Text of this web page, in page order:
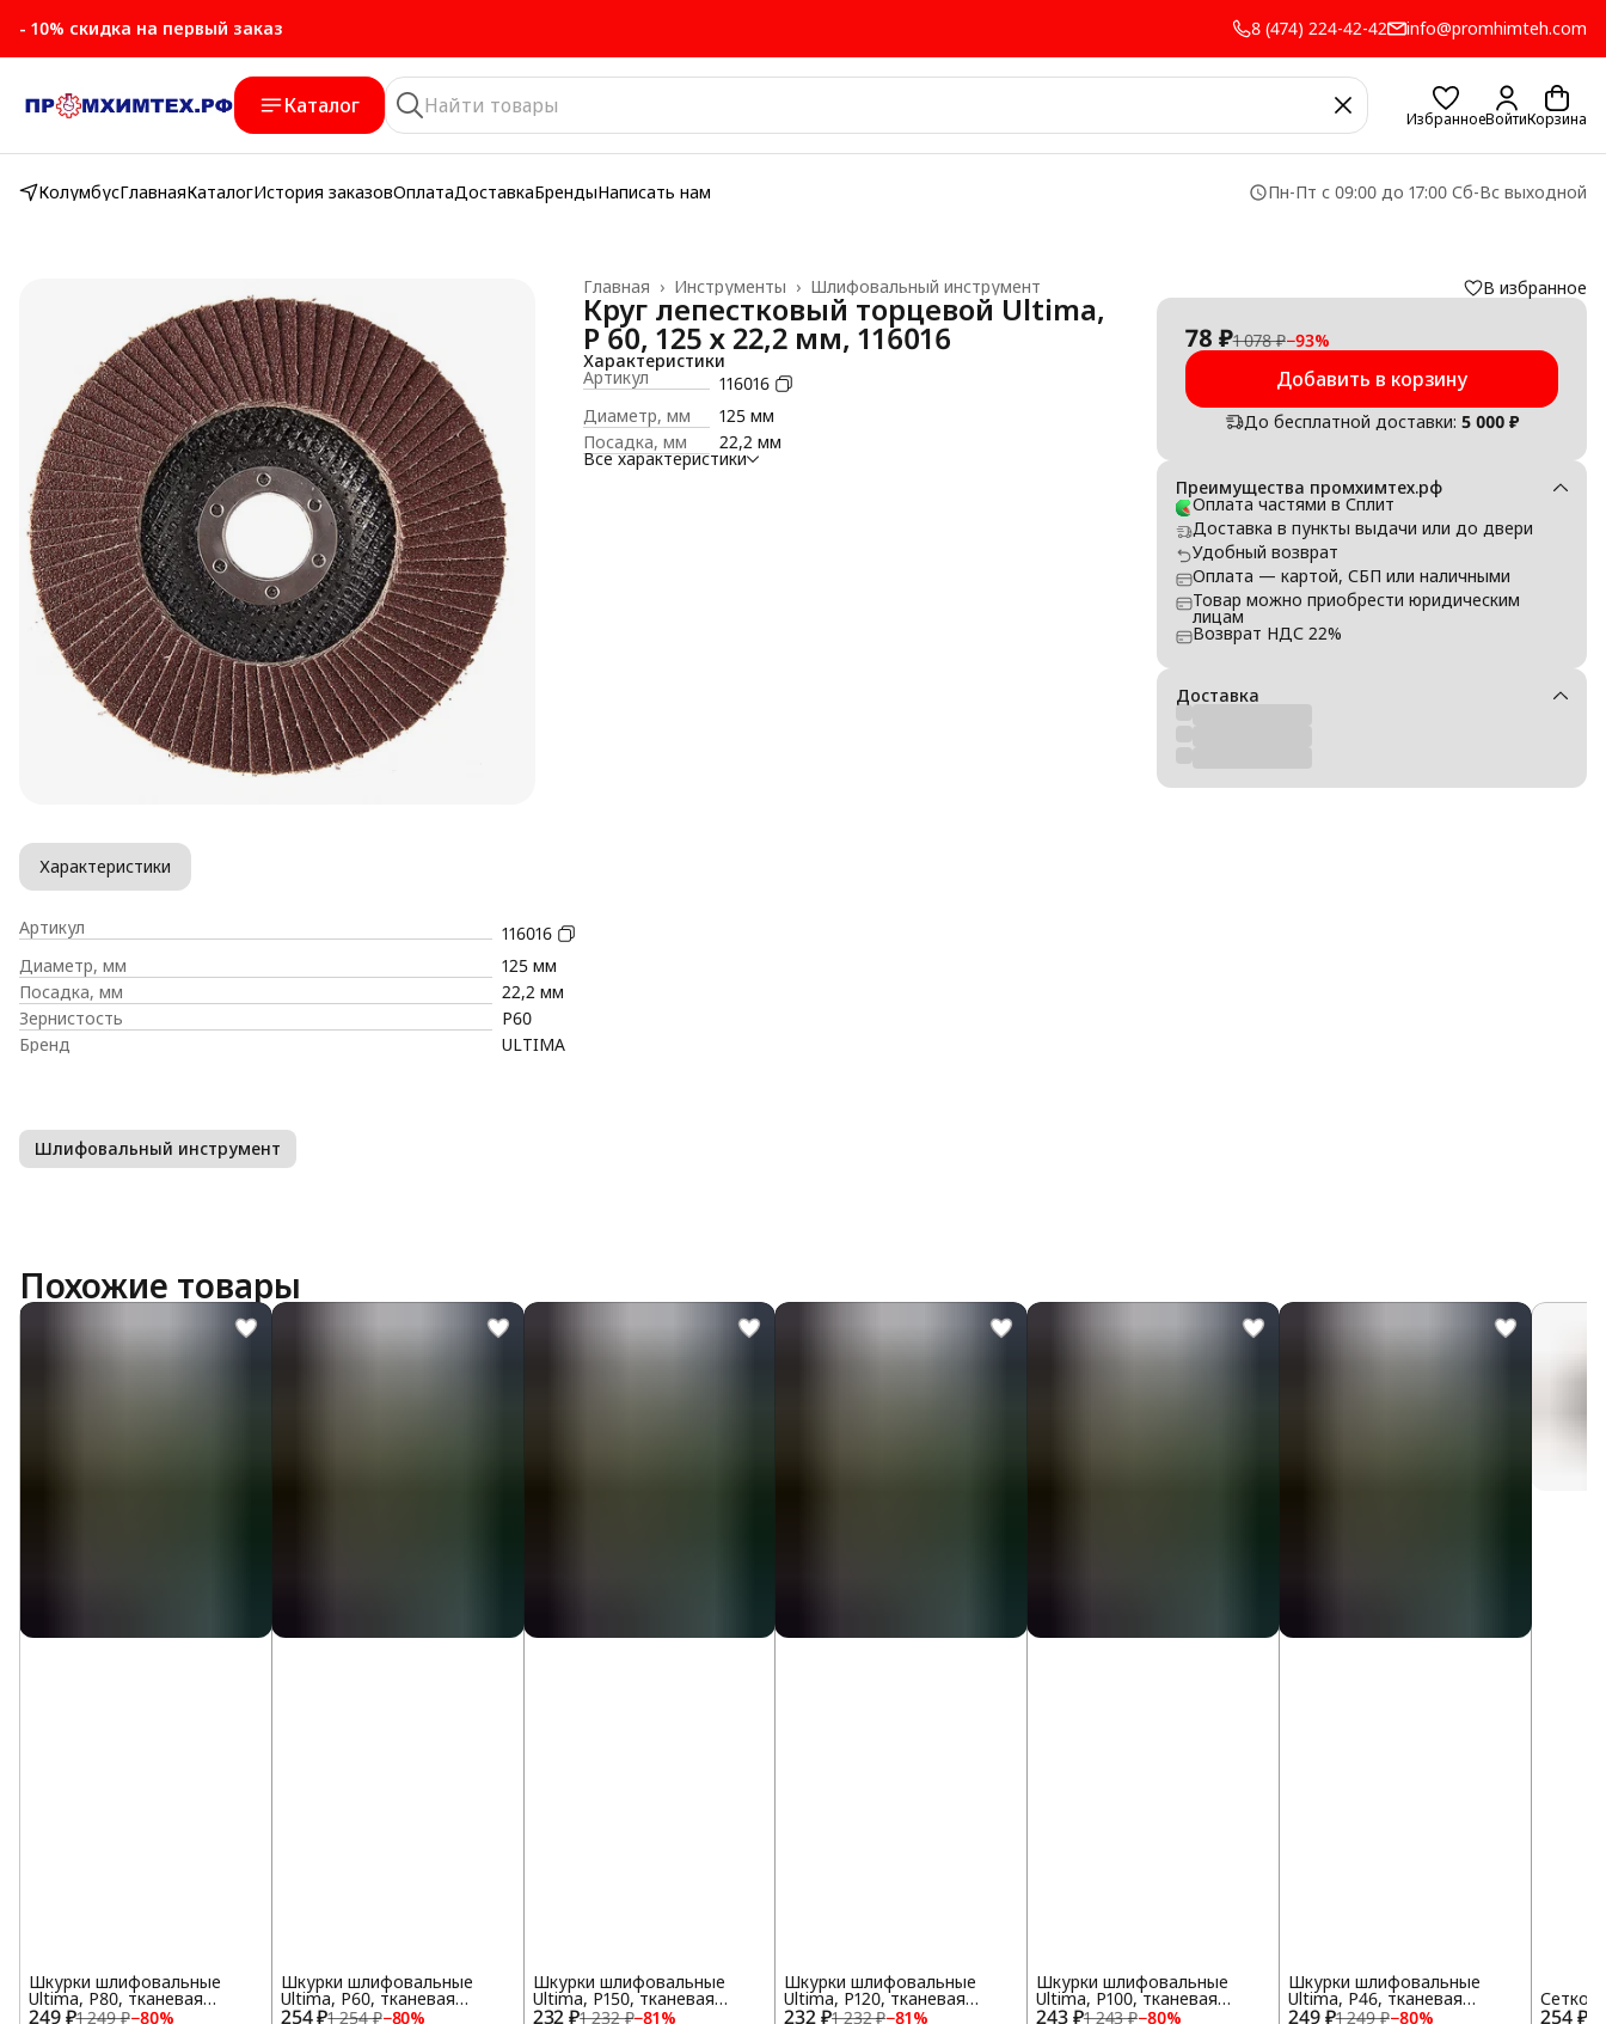
- 10% скидка на первый заказ
- 10% скидка на первый заказ
8 (474) 224-42-42 info@promhimteh.com
Каталог
ИзбранноеВойтиКорзина
КолумбусГлавнаяКаталогИстория заказовОплатаДоставкаБрендыНаписать нам Пн-Пт с 09:00 до 17:00 Сб-Вс выходной
Шлифовальный инструмент
Инструменты ›
Главная ›
Круг лепестковый торцевой Ultima,
P 60, 125 х 22,2 мм, 116016
Характеристики
Артикул
116016
Диаметр, мм
125 мм
Посадка, мм
22,2 мм
Все характеристики
В избранное
78 ₽1 078 ₽−93%
Добавить в корзину
До бесплатной доставки: 5 000 ₽
Преимущества промхимтех.рф
Оплата частями в Сплит
Доставка в пункты выдачи или до двери
Удобный возврат
Оплата — картой, СБП или наличными
Товар можно приобрести юридическим
лицам
Возврат НДС 22%
Доставка
Характеристики
Артикул
116016
Диаметр, мм
125 мм
Посадка, мм
22,2 мм
Зернистость
P60
Бренд
ULTIMA
Шлифовальный инструмент
Похожие товары
249 ₽1 249 ₽−80%
Шкурки шлифовальные
Ultima, Р80, тканевая
основа, 10шт/упак
254 ₽1 254 ₽−80%
Шкурки шлифовальные
Ultima, Р60, тканевая
основа, 10шт/упак
232 ₽1 232 ₽−81%
Шкурки шлифовальные
Ultima, Р150, тканевая
основа, 10шт/упак
232 ₽1 232 ₽−81%
Шкурки шлифовальные
Ultima, Р120, тканевая
основа, 10шт/упак
243 ₽1 243 ₽−80%
Шкурки шлифовальные
Ultima, Р100, тканевая
основа, 10шт/упак
249 ₽1 249 ₽−80%
Шкурки шлифовальные
Ultima, Р46, тканевая
основа, 10шт/упак
254 ₽